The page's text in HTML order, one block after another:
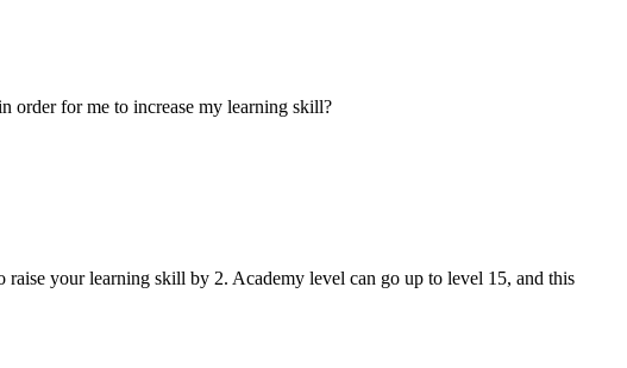
order for me to increase my learning skill?
your learning skill by 2. Academy level can go up to level 15, and this